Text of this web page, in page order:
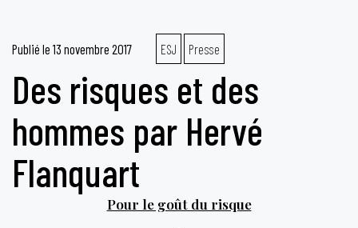
Publié le 13 novembre 2017 ESJ Presse
Des risques et des
hommes par Hervé
Flanquart
Pour le goût du risque